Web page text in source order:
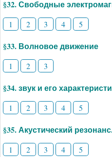
§32. Свободные
1 2 3 4 5
§33. Волновое движение
1 2 3
§34. звук и его
1 2 3 4 5
§35. Акустический
1 2 3 4 5